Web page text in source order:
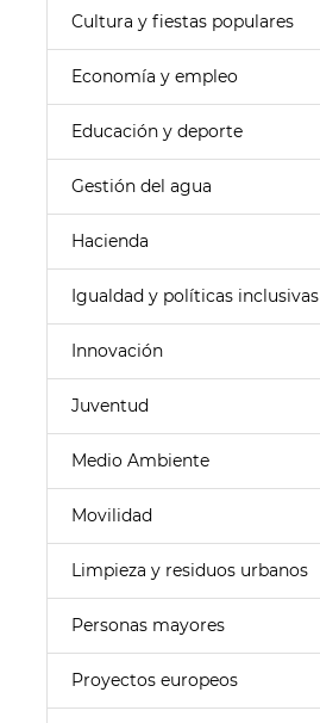
Cultura y fiestas populares
Economía y empleo
Educación y deporte
Gestión del agua
Hacienda
Igualdad y políticas inclusivas
Innovación
Juventud
Medio Ambiente
Movilidad
Limpieza y residuos urbanos
Personas mayores
Proyectos europeos